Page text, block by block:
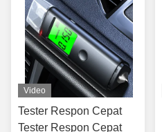
Video
Tester Respon Cepat
Tester Respon Cepat